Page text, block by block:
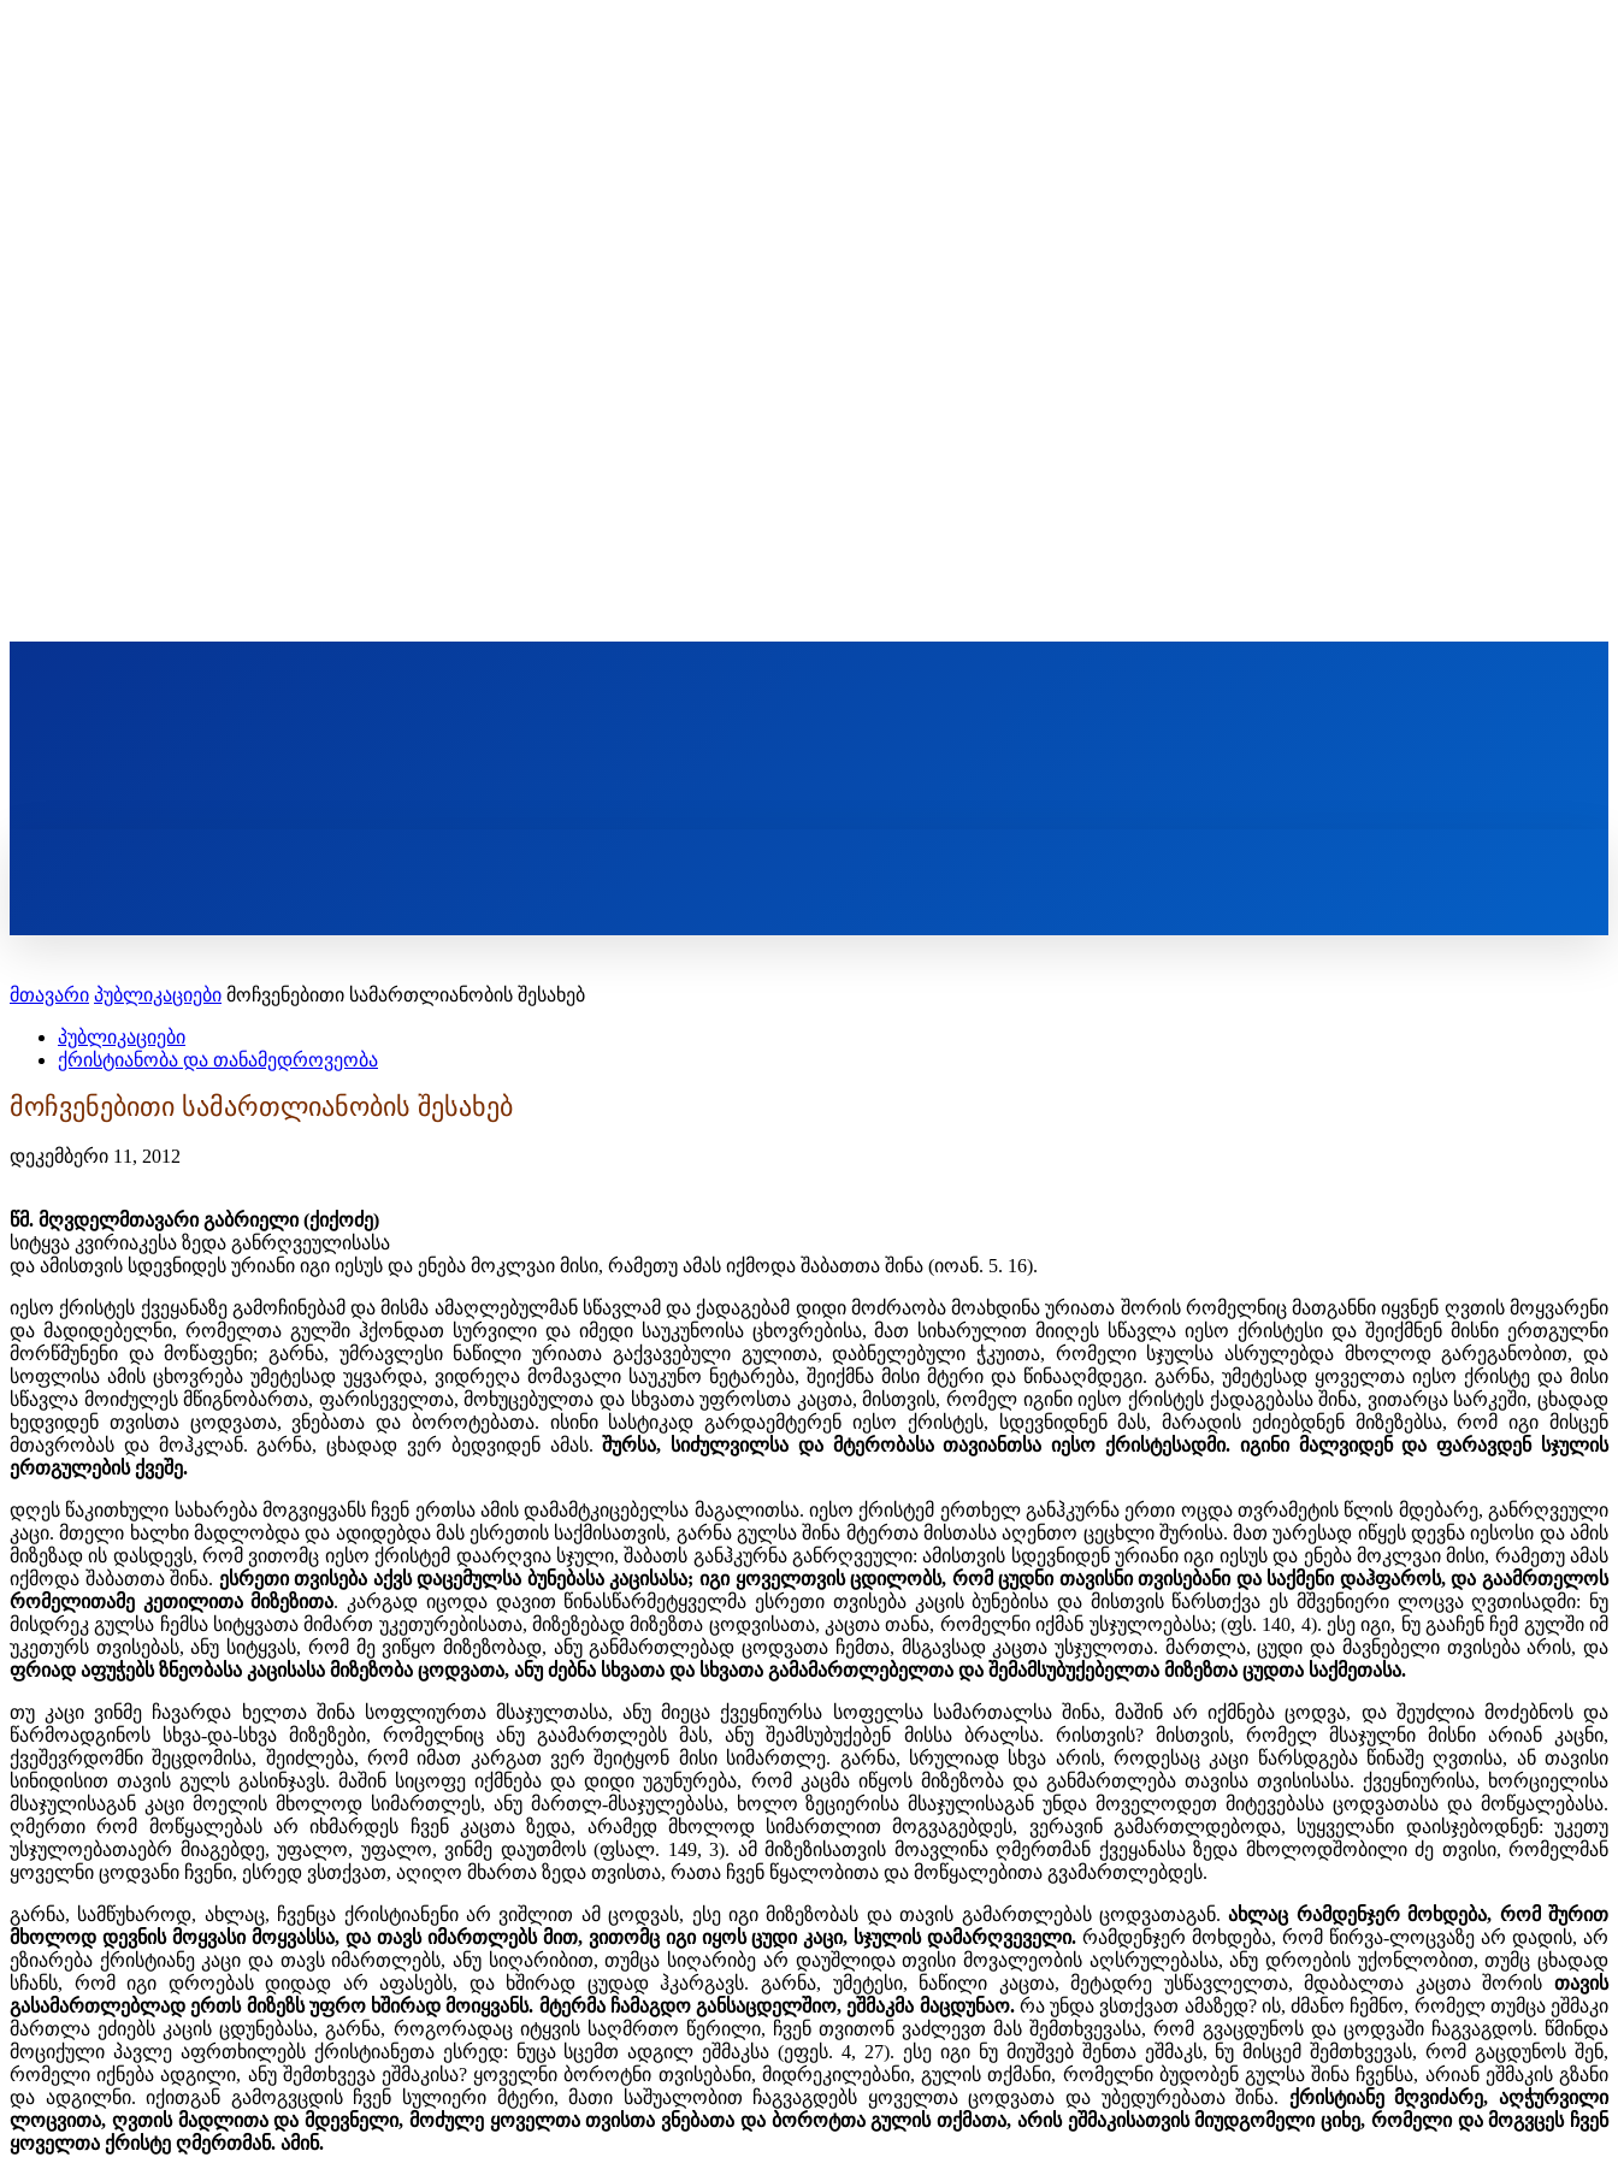
მთავარი პუბლიკაციები მოჩვენებითი სამართლიანობის შესახებ
პუბლიკაციები
ქრისტიანობა და თანამედროვეობა
მოჩვენებითი სამართლიანობის შესახებ
დეკემბერი 11, 2012
წმ. მღვდელმთავარი გაბრიელი (ქიქოძე)
სიტყვა კვირიაკესა ზედა განრღვეულისასა
და ამისთვის სდევნიდეს ურიანი იგი იესუს და ენება მოკლვაი მისი, რამეთუ ამას იქმოდა შაბათთა შინა (იოან. 5. 16).
იესო ქრისტეს ქვეყანაზე გამოჩინებამ და მისმა ამაღლებულმან სწავლამ და ქადაგებამ დიდი მოძრაობა მოახდინა ურიათა შორის რომელნიც მათგანნი იყვნენ ღვთის მოყვარენი
და მადიდებელნი, რომელთა გულში ჰქონდათ სურვილი და იმედი საუკუნოისა ცხოვრებისა, მათ სიხარულით მიიღეს სწავლა იესო ქრისტესი და შეიქმნენ მისნი ერთგულნი
მორწმუნენი და მოწაფენი; გარნა, უმრავლესი ნაწილი ურიათა გაქვავებული გულითა, დაბნელებული ჭკუითა, რომელი სჯულსა ასრულებდა მხოლოდ გარეგანობით, და
სოფლისა ამის ცხოვრება უმეტესად უყვარდა, ვიდრეღა მომავალი საუკუნო ნეტარება, შეიქმნა მისი მტერი და წინააღმდეგი. გარნა, უმეტესად ყოველთა იესო ქრისტე და მისი
სწავლა მოიძულეს მწიგნობართა, ფარისეველთა, მოხუცებულთა და სხვათა უფროსთა კაცთა, მისთვის, რომელ იგინი იესო ქრისტეს ქადაგებასა შინა, ვითარცა სარკეში, ცხადად
ხედვიდენ თვისთა ცოდვათა, ვნებათა და ბოროტებათა. ისინი სასტიკად გარდაემტერენ იესო ქრისტეს, სდევნიდნენ მას, მარადის ეძიებდნენ მიზეზებსა, რომ იგი მისცენ
მთავრობას და მოჰკლან. გარნა, ცხადად ვერ ბედვიდენ ამას.შურსა, სიძულვილსა და მტერობასა თავიანთსა იესო ქრისტესადმი. იგინი მალვიდენ და ფარავდენ სჯულის
ერთგულების ქვეშე.
დღეს წაკითხული სახარება მოგვიყვანს ჩვენ ერთსა ამის დამამტკიცებელსა მაგალითსა. იესო ქრისტემ ერთხელ განჰკურნა ერთი ოცდა თვრამეტის წლის მდებარე, განრღვეული
კაცი. მთელი ხალხი მადლობდა და ადიდებდა მას ესრეთის საქმისათვის, გარნა გულსა შინა მტერთა მისთასა აღენთო ცეცხლი შურისა. მათ უარესად იწყეს დევნა იესოსი და ამის
მიზეზად ის დასდევს, რომ ვითომც იესო ქრისტემ დაარღვია სჯული, შაბათს განჰკურნა განრღვეული: ამისთვის სდევნიდენ ურიანი იგი იესუს და ენება მოკლვაი მისი, რამეთუ ამას
იქმოდა შაბათთა შინა. ესრეთი თვისება აქვს დაცემულსა ბუნებასა კაცისასა; იგი ყოველთვის ცდილობს, რომ ცუდნი თავისნი თვისებანი და საქმენი დაჰფაროს, და გაამრთელოს
რომელითამე კეთილითა მიზეზითა. კარგად იცოდა დავით წინასწარმეტყველმა ესრეთი თვისება კაცის ბუნებისა და მისთვის წარსთქვა ეს მშვენიერი ლოცვა ღვთისადმი: ნუ
მისდრეკ გულსა ჩემსა სიტყვათა მიმართ უკეთურებისათა, მიზეზებად მიზეზთა ცოდვისათა, კაცთა თანა, რომელნი იქმან უსჯულოებასა; (ფს. 140, 4). ესე იგი, ნუ გააჩენ ჩემ გულში იმ
უკეთურს თვისებას, ანუ სიტყვას, რომ მე ვიწყო მიზეზობად, ანუ განმართლებად ცოდვათა ჩემთა, მსგავსად კაცთა უსჯულოთა. მართლა, ცუდი და მავნებელი თვისება არის, და
ფრიად აფუჭებს ზნეობასა კაცისასა მიზეზობა ცოდვათა, ანუ ძებნა სხვათა და სხვათა გამამართლებელთა და შემამსუბუქებელთა მიზეზთა ცუდთა საქმეთასა.
თუ კაცი ვინმე ჩავარდა ხელთა შინა სოფლიურთა მსაჯულთასა, ანუ მიეცა ქვეყნიურსა სოფელსა სამართალსა შინა, მაშინ არ იქმნება ცოდვა, და შეუძლია მოძებნოს და
წარმოადგინოს სხვა-და-სხვა მიზეზები, რომელნიც ანუ გაამართლებს მას, ანუ შეამსუბუქებენ მისსა ბრალსა. რისთვის? მისთვის, რომელ მსაჯულნი მისნი არიან კაცნი,
ქვეშევრდომნი შეცდომისა, შეიძლება, რომ იმათ კარგათ ვერ შეიტყონ მისი სიმართლე. გარნა, სრულიად სხვა არის, როდესაც კაცი წარსდგება წინაშე ღვთისა, ან თავისი
სინიდისით თავის გულს გასინჯავს. მაშინ სიცოფე იქმნება და დიდი უგუნურება, რომ კაცმა იწყოს მიზეზობა და განმართლება თავისა თვისისასა. ქვეყნიურისა, ხორციელისა
მსაჯულისაგან კაცი მოელის მხოლოდ სიმართლეს, ანუ მართლ-მსაჯულებასა, ხოლო ზეციერისა მსაჯულისაგან უნდა მოველოდეთ მიტევებასა ცოდვათასა და მოწყალებასა.
ღმერთი რომ მოწყალებას არ იხმარდეს ჩვენ კაცთა ზედა, არამედ მხოლოდ სიმართლით მოგვაგებდეს, ვერავინ გამართლდებოდა, სუყველანი დაისჯებოდნენ: უკეთუ
უსჯულოებათაებრ მიაგებდე, უფალო, უფალო, ვინმე დაუთმოს (ფსალ. 149, 3). ამ მიზეზისათვის მოავლინა ღმერთმან ქვეყანასა ზედა მხოლოდშობილი ძე თვისი, რომელმან
ყოველნი ცოდვანი ჩვენი, ესრედ ვსთქვათ, აღიღო მხართა ზედა თვისთა, რათა ჩვენ წყალობითა და მოწყალებითა გვამართლებდეს.
გარნა, სამწუხაროდ, ახლაც, ჩვენცა ქრისტიანენი არ ვიშლით ამ ცოდვას, ესე იგი მიზეზობას და თავის გამართლებას ცოდვათაგან. ახლაც რამდენჯერ მოხდება, რომ შურით
მხოლოდ დევნის მოყვასი მოყვასსა, და თავს იმართლებს მით, ვითომც იგი იყოს ცუდი კაცი, სჯულის დამარღვეველი. რამდენჯერ მოხდება, რომ წირვა-ლოცვაზე არ დადის, არ
ეზიარება ქრისტიანე კაცი და თავს იმართლებს, ანუ სიღარიბით, თუმცა სიღარიბე არ დაუშლიდა თვისი მოვალეობის აღსრულებასა, ანუ დროების უქონლობით, თუმც ცხადად
სჩანს, რომ იგი დროებას დიდად არ აფასებს, და ხშირად ცუდად ჰკარგავს. გარნა, უმეტესი, ნაწილი კაცთა, მეტადრე უსწავლელთა, მდაბალთა კაცთა შორის თავის
გასამართლებლად ერთს მიზეზს უფრო ხშირად მოიყვანს. მტერმა ჩამაგდო განსაცდელშიო, ეშმაკმა მაცდუნაო.რა უნდა ვსთქვათ ამაზედ? ის, ძმანო ჩემნო, რომელ თუმცა ეშმაკი
მართლა ეძიებს კაცის ცდუნებასა, გარნა, როგორადაც იტყვის საღმრთო წერილი, ჩვენ თვითონ ვაძლევთ მას შემთხვევასა, რომ გვაცდუნოს და ცოდვაში ჩაგვაგდოს. წმინდა
მოციქული პავლე აფრთხილებს ქრისტიანეთა ესრედ: ნუცა სცემთ ადგილ ეშმაკსა (ეფეს. 4, 27). ესე იგი ნუ მიუშვებ შენთა ეშმაკს, ნუ მისცემ შემთხვევას, რომ გაცდუნოს შენ,
რომელი იქნება ადგილი, ანუ შემთხვევა ეშმაკისა? ყოველნი ბოროტნი თვისებანი, მიდრეკილებანი, გულის თქმანი, რომელნი ბუდობენ გულსა შინა ჩვენსა, არიან ეშმაკის გზანი
და ადგილნი. იქითგან გამოგვცდის ჩვენ სულიერი მტერი, მათი საშუალობით ჩაგვაგდებს ყოველთა ცოდვათა და უბედურებათა შინა. ქრისტიანე მღვიძარე, აღჭურვილი
ლოცვითა, ღვთის მადლითა და მდევნელი, მოძულე ყოველთა თვისთა ვნებათა და ბოროტთა გულის თქმათა, არის ეშმაკისათვის მიუდგომელი ციხე, რომელი და მოგვცეს ჩვენ
ყოველთა ქრისტე ღმერთმან. ამინ.